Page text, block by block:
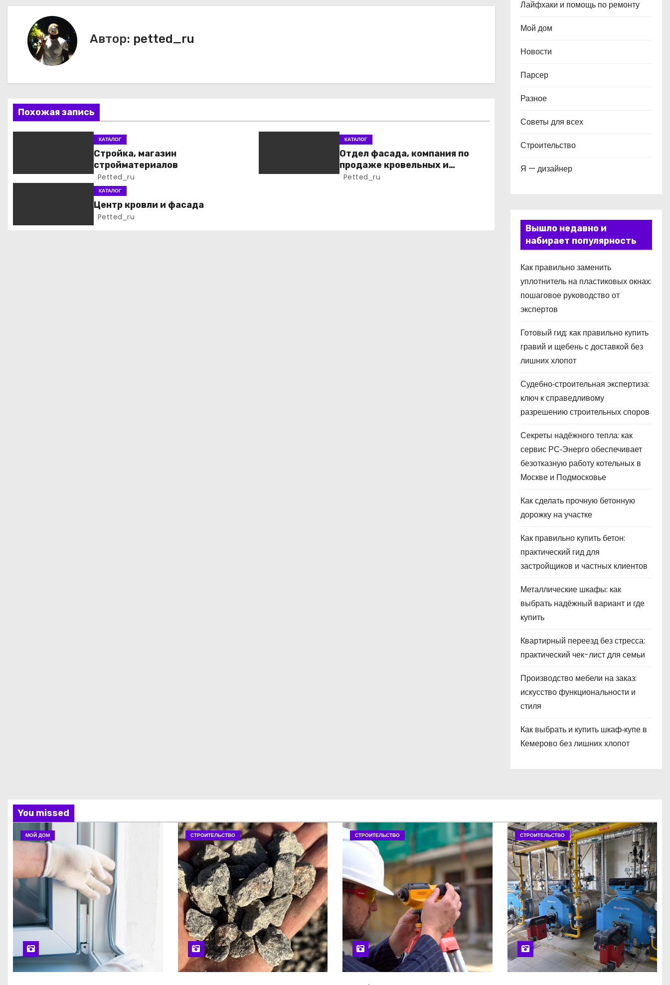
а
а
ц
и
п
Автор: petted_ru
Похожая запись
КАТАЛОГ
Стройка, магазин
стройматериалов
Petted_ru
КАТАЛОГ
Отдел фасада, компания по
продаже кровельных и
фасадных материалов
Petted_ru
КАТАЛОГ
Центр кровли и фасада
Petted_ru
Лайфхаки и помощь по ремонту
Мой дом
Новости
Парсер
Разное
Советы для всех
Строительство
Я — дизайнер
Вышло недавно и
набирает популярность
Как правильно заменить
уплотнитель на пластиковых окнах:
пошаговое руководство от
экспертов
Готовый гид: как правильно купить
гравий и щебень с доставкой без
лишних хлопот
Судебно‑строительная экспертиза:
ключ к справедливому
разрешению строительных споров
Секреты надёжного тепла: как
сервис РС‑Энерго обеспечивает
безотказную работу котельных в
Москве и Подмосковье
Как сделать прочную бетонную
дорожку на участке
Как правильно купить бетон:
практический гид для
застройщиков и частных клиентов
Металлические шкафы: как
выбрать надёжный вариант и где
купить
Квартирный переезд без стресса:
практический чек-лист для семьи
Производство мебели на заказ:
искусство функциональности и
стиля
Как выбрать и купить шкаф‑купе в
Кемерово без лишних хлопот
You missed
МОЙ ДОМ СТРОИТЕЛЬСТВО СТРОИТЕЛЬСТВО СТРОИТЕЛЬСТВО